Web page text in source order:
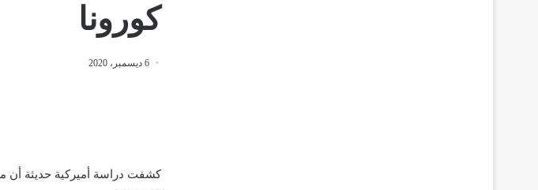
كورونا
6 ديسمبر، 2020
كشفت دراسة أميركية حديثة أن